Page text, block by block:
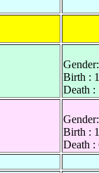
Birth :
Death
Birth :
Death